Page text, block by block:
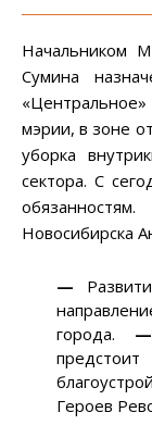
Начальником
Сумина
мэрии, в зоне
уборка
сектора. С
Новосибирска
—
города. —
Героев